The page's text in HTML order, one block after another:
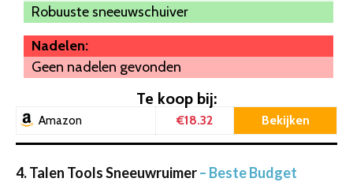
Robuuste sneeuwschuiver
Nadelen:
Geen nadelen gevonden
Te koop bij:
Amazon €18.32 Bekijken
4. Talen Tools Sneeuwruimer– Beste Budget